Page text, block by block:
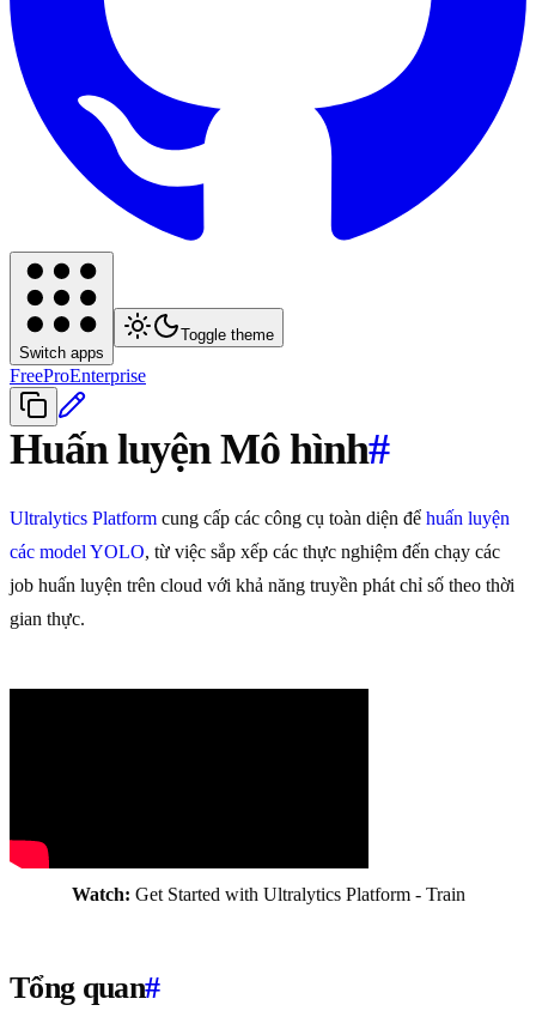
Switch apps
Toggle theme
FreeProEnterprise
Huấn luyện Mô hình#
Ultralytics Platform cung cấp các công cụ toàn diện để huấn luyện
các model YOLO, từ việc sắp xếp các thực nghiệm đến chạy các
job huấn luyện trên cloud với khả năng truyền phát chỉ số theo thời
gian thực.
Watch: Get Started with Ultralytics Platform - Train
Tổng quan#